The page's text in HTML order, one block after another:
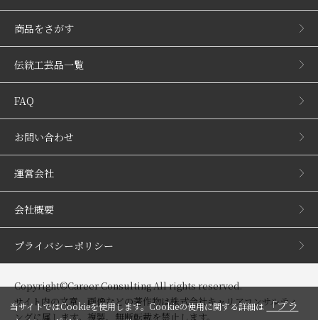
商品をさがす
伝統工芸品一覧
FAQ
お問い合わせ
運営会社
会社概要
プライバシーポリシー
Copyright©Career Consulting All rights reserved.
サイト内の文章、画像などの著作物は株式会社キャリアコンサルティ
ングに属します。複製、無断転載を禁止します。
当サイトではCookieを使用します。Cookieの使用に関する詳細は「プラ